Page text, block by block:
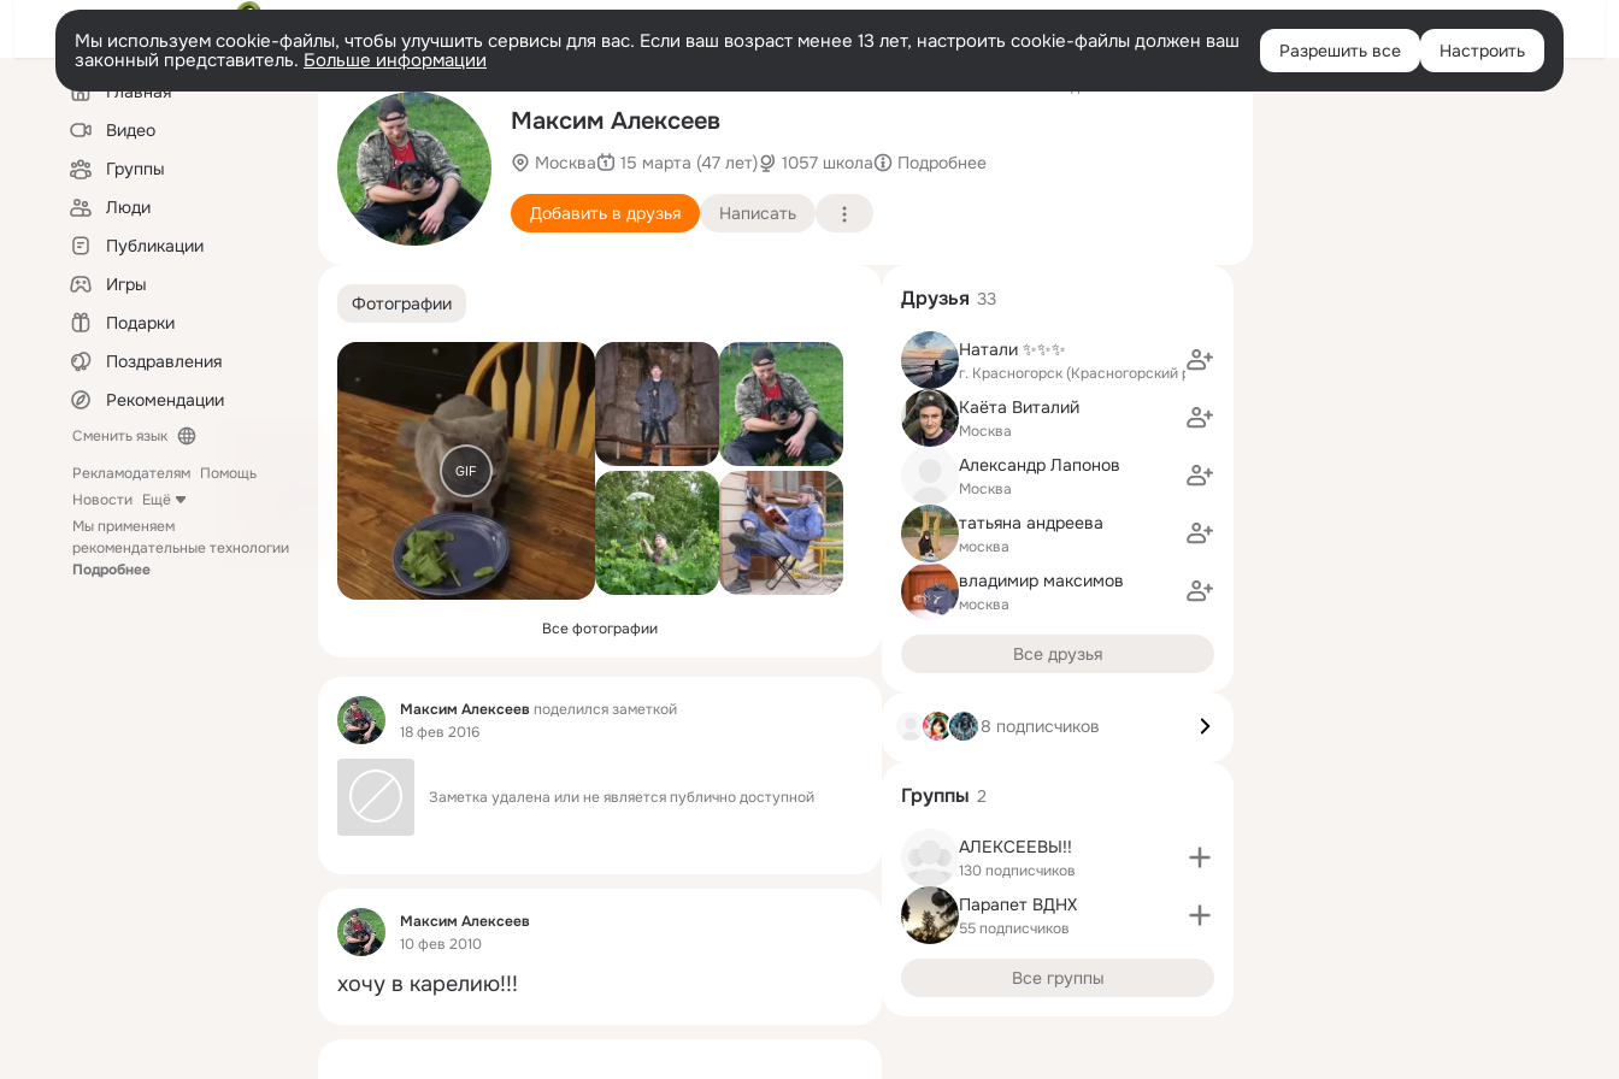
Войти
Мы используем cookie-файлы, чтобы улучшить сервисы для вас. Если ваш возраст менее 13 лет, настроить cookie-файлы должен ваш
законный представитель. Больше информации Разрешить все Настроить
Левая
колонкаГлавная
Видео
Группы
Люди
Публикации
Игры
Подарки
Поздравления
Рекомендации
Сменить язык
Рекламодателям Помощь
Новости Ещё
Мы применяем
рекомендательные технологии
Подробнее
Максим Алексеев
Москва 15 марта (47 лет) 1057 школа Подробнее
Добавить в друзья Написать
Фотографии
GIF
Все фотографии
Фид Максим Алексеев поделился заметкой
18 фев 2016
Заметка удалена или не является публично доступной
Фид
Максим Алексеев
10 фев 2010
хочу в карелию!!!
Друзья 33
Натали ✨✨✨
г. Красногорск (Красногорский район)
Каёта Виталий
Москва
Александр Лапонов
Москва
татьяна андреева
москва
владимир максимов
москва
Все друзья
8 подписчиков
Группы 2
АЛЕКСЕЕВЫ!!
130 подписчиков
Парапет ВДНХ
55 подписчиков
Все группы